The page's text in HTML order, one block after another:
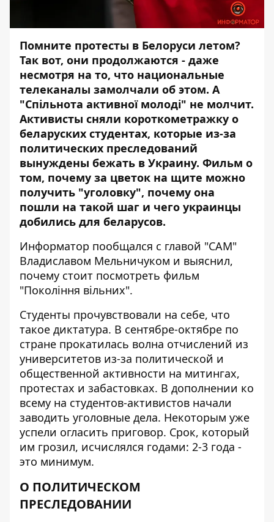
Помните протесты в Белоруси летом?
Так вот, они продолжаются - даже
несмотря на то, что национальные
телеканалы замолчали об этом. А
"Спільнота активної молоді" не молчит.
Активисты сняли короткометражку о
беларуских студентах, которые из-за
политических преследований
вынуждены бежать в Украину. Фильм о
том, почему за цветок на щите можно
получить "уголовку", почему она
пошли на такой шаг и чего украинцы
добились для беларусов.
Информатор пообщался с главой "САМ"
Владиславом Мельничуком и выяснил,
почему стоит посмотреть фильм
"Покоління вільних".
Студенты прочувствовали на себе, что
такое диктатура. В сентябре-октябре по
стране прокатилась волна отчислений из
университетов из-за политической и
общественной активности на митингах,
протестах и забастовках. В дополнении ко
всему на студентов-активистов начали
заводить уголовные дела. Некоторым уже
успели огласить приговор. Срок, который
им грозил, исчислялся годами: 2-3 года -
это минимум.
О ПОЛИТИЧЕСКОМ
ПРЕСЛЕДОВАНИИ